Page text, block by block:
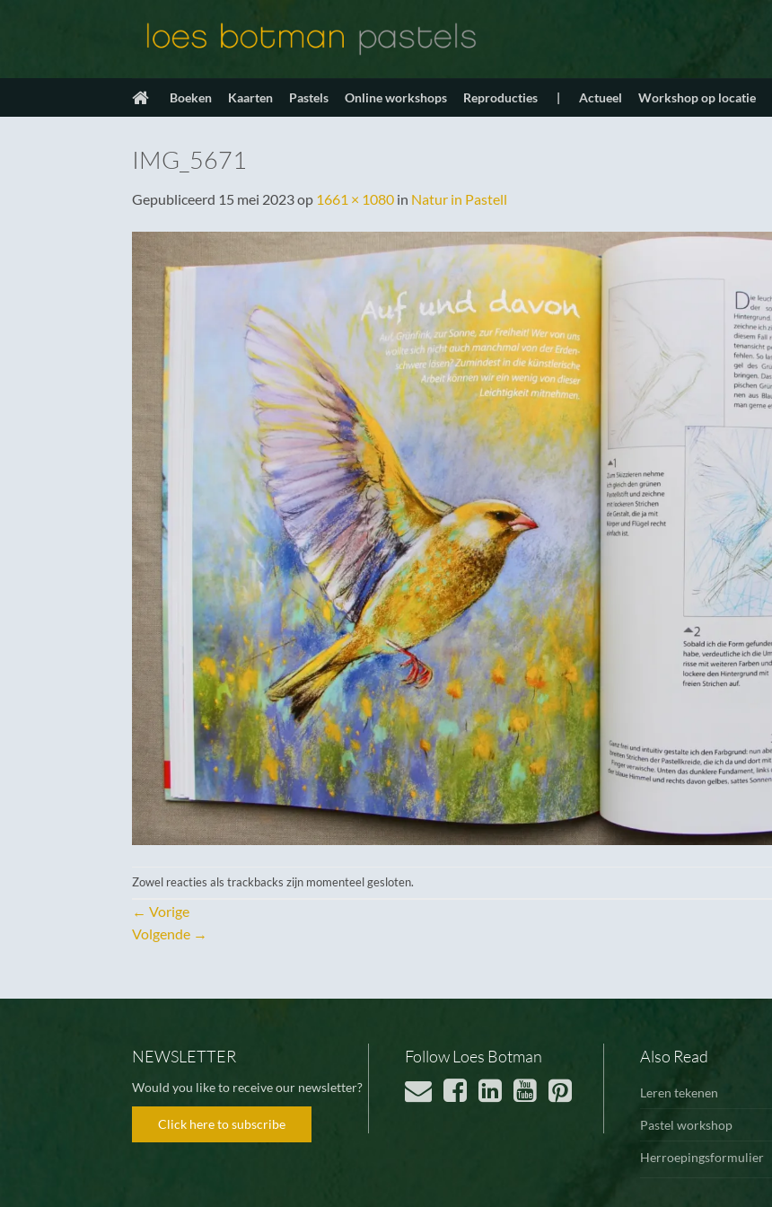
Boeken Kaarten Pastels Online workshops Reproducties | Actueel Workshop op locatie
IMG_5671
Gepubliceerd 15 mei 2023op 1661 × 1080 in Natur in Pastell
Zowel reacties als trackbacks zijn momenteel gesloten.
← Vorige
Volgende →
NEWSLETTER
Would you like to receive our newsletter?
Click here to subscribe
Follow Loes Botman Also Read
Leren tekenen
Pastel workshop
Herroepingsformulier